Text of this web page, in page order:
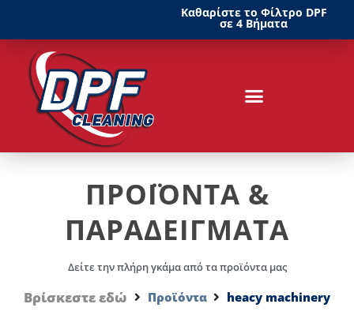
Καθαρίστε το Φίλτρο DPF
σε 4 Βήματα
ΠΡΟΪΟΝΤΑ &
ΠΑΡΑΔΕΙΓΜΑΤΑ
Δείτε την πλήρη γκάμα από τα προϊόντα μας
Βρίσκεστε εδώ Προϊόντα heacy machinery